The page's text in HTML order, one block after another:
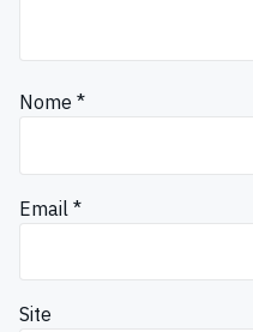
Nome *
Email *
Site